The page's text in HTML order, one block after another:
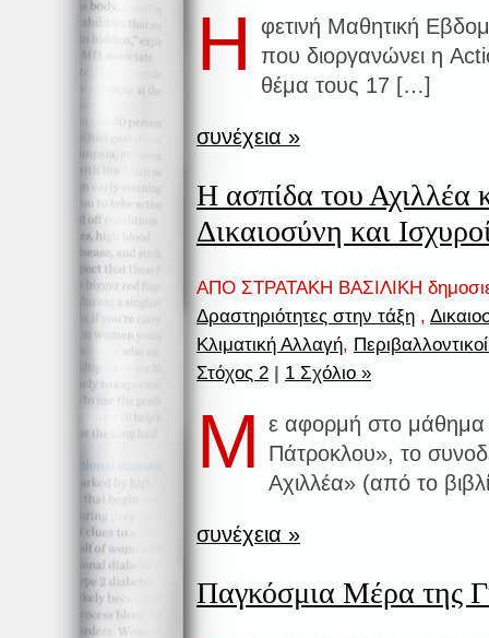
Η
φετινή Μαθητική
που διοργανώνει η
θέμα τους 17 […]
συνέχεια »
Η ασπίδα του Αχιλλέα
Δικαιοσύνη και
ΑΠΟ ΣΤΡΑΤΑΚΗ ΒΑΣΙΛΙΚΗ
Δραστηριότητες στην τάξη ,
Κλιματική Αλλαγή,
Στόχος 2
1 Σχόλιο »
Μ
ε αφορμή στο μάθημα
Πάτροκλου», το
Αχιλλέα» (από το
συνέχεια »
Παγκόσμια Μέρα της